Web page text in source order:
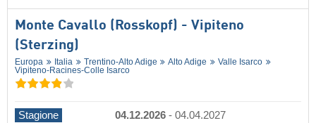
Monte Cavallo (Rosskopf) - Vipiteno
(Sterzing)
Europa Italia Trentino-Alto Adige Alto Adige
Valle Isarco
Vipiteno-Racines-Colle Isarco
Stagione 04.12.2026 - 04.04.2027